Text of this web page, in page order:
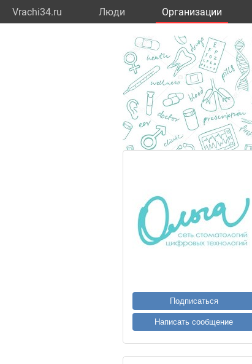
Vrachi34.ru Люди Организации
Подписаться
Написать сообщение